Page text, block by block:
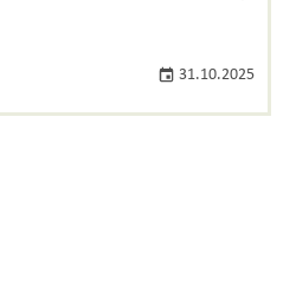
31.10.2025